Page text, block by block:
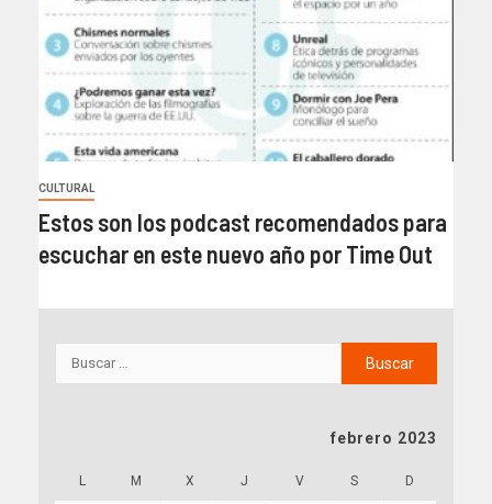
CULTURAL
Estos son los podcast recomendados para
escuchar en este nuevo año por Time Out
febrero 2023
L M X J V S D